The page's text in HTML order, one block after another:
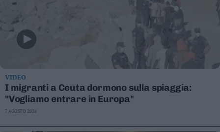
VIDEO
I migranti a Ceuta dormono sulla spiaggia:
"Vogliamo entrare in Europa"
7 AGOSTO 2026